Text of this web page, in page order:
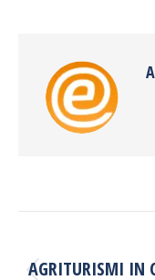
AGRITURISMI IN